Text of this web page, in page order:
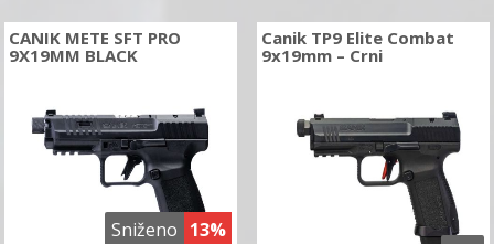
Sniženo 13%
CANIK METE SFT PRO
9X19MM BLACK
Canik TP9 Elite Combat
9x19mm – Crni